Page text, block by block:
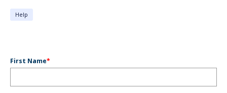
Help
First Name*